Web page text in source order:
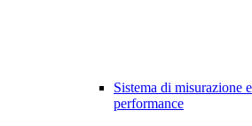
Sistema di misurazione
performance